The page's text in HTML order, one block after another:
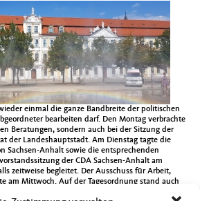
einmal die ganze Bandbreite der politischen
bearbeiten darf. Den Montag verbrachte
Beratungen, sondern auch bei der Sitzung der
der Landeshauptstadt. Am Dienstag tagte die
Sachsen-Anhalt sowie die entsprechenden
der CDA Sachsen-Anhalt am
zeitweise begleitet. Der Ausschuss für Arbeit,
am Mittwoch. Auf der Tagesordnung stand auch